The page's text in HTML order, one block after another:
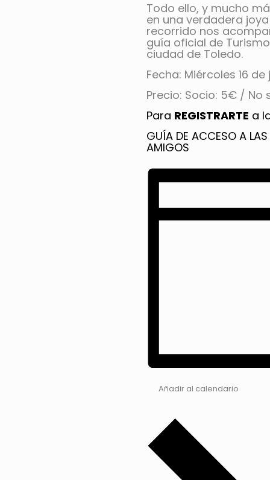
Todo ello, y mucho
en una verdadera
recorrido nos
guía oficial de
ciudad de Toledo.
Fecha: Miércoles 16 de
Precio: Socio: 5€ / No
Para REGISTRARTE a
GUÍA DE ACCESO A LAS
AMIGOS
Añadir al calendario